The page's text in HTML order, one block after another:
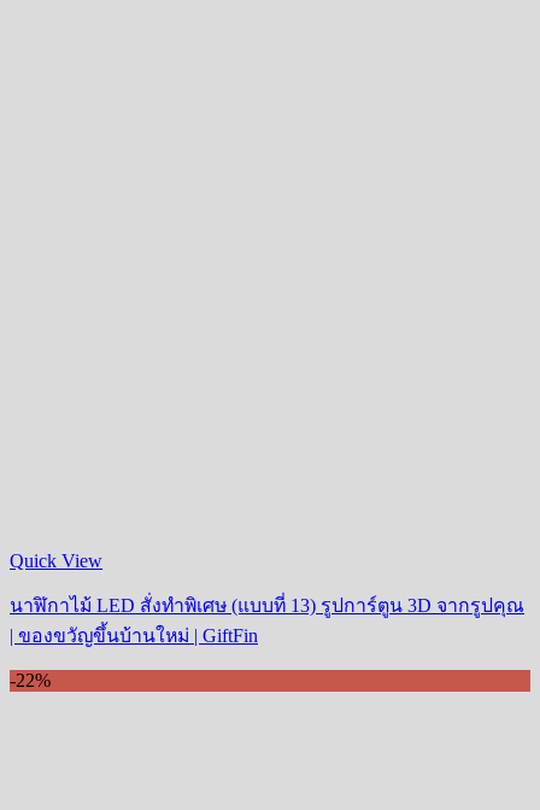
Quick View
นาฬิกาไม้ LED สั่งทำพิเศษ (แบบที่ 13) รูปการ์ตูน 3D จากรูปคุณ
| ของขวัญขึ้นบ้านใหม่ | GiftFin
-22%